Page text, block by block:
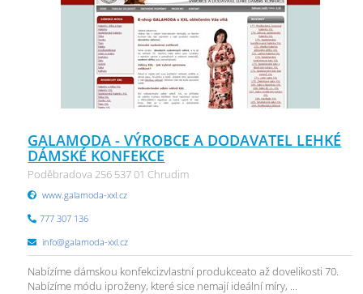
GALAMODA - VÝROBCE A DODAVATEL LEHKÉ
DÁMSKÉ KONFEKCE
Poděbradova 256 537 01 Chrudim
www.galamoda-xxl.cz
777 307 136
info@galamoda-xxl.cz
Nabízíme dámskou konfekcizvlastní produkceato až dovelikosti 70.
Nabízíme módu iproženy, které sice nemají ideální míry, ...